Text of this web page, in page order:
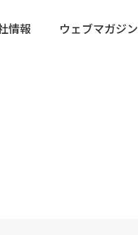
情報 ウェブマガジン